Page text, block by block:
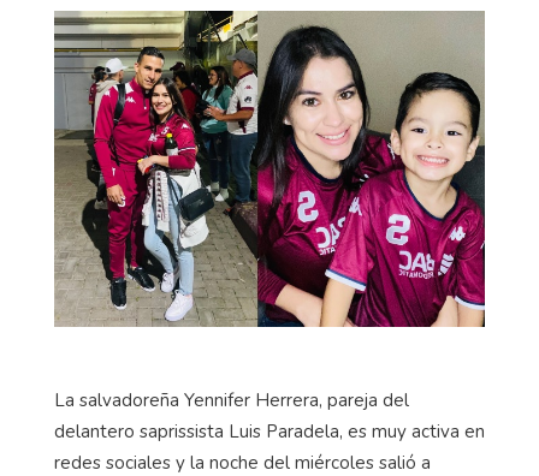
La salvadoreña Yennifer Herrera, pareja del
delantero saprissista Luis Paradela, es muy activa en
redes sociales y la noche del miércoles salió a